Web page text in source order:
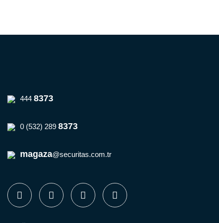
444 8373
0 (532) 289 8373
magaza@securitas.com.tr